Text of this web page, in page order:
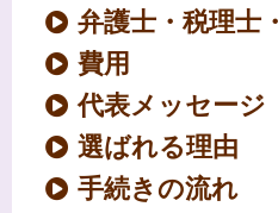
弁護士・税理士
費用
代表メッセージ
選ばれる理由
手続きの流れ